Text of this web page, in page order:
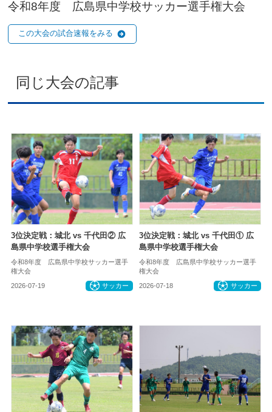
令和8年度 広島県中学校サッカー選手権大会
この大会の試合速報をみる
同じ大会の記事
3位決定戦：城北 vs 千代田② 広
島県中学校選手権大会
令和8年度 広島県中学校サッカー選手
権大会
2026-07-19 サッカー
3位決定戦：城北 vs 千代田① 広
島県中学校選手権大会
令和8年度 広島県中学校サッカー選手
権大会
2026-07-18 サッカー